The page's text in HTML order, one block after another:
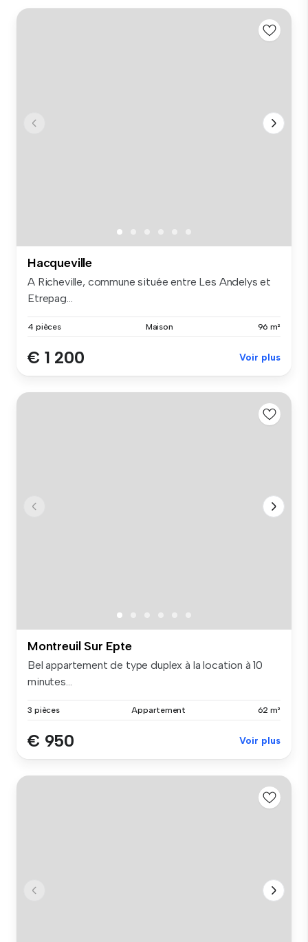
Hacqueville
A Richeville, commune située entre Les Andelys et
Etrepag...
4 pièces Maison 96 m²
€ 1 200 Voir plus
Montreuil Sur Epte
Bel appartement de type duplex à la location à 10
minutes...
3 pièces Appartement 62 m²
€ 950 Voir plus